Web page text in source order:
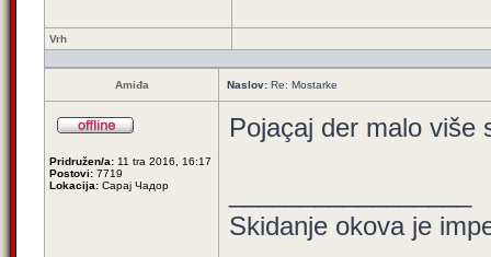
Vrh
Amiđa Naslov: Re: Mostarke
Pridružen/a: 11 tra 2016, 16:17
Postovi: 7719
Lokacija: Сарај Чадор
Pojaçaj der malo više
Skidanje okova je